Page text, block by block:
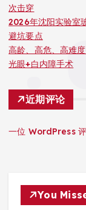
次击穿
2026年沈阳实验室
避坑要点
高龄、高危、高难
光眼+白内障手术
近期评论
一位 WordPress
You